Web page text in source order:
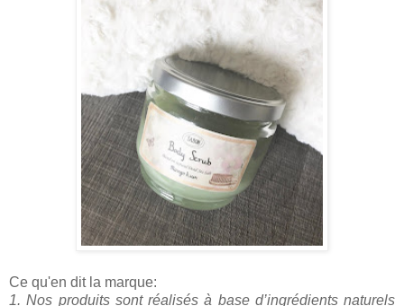
Ce qu'en dit la marque:
1. Nos produits sont réalisés à base d’ingrédients naturels